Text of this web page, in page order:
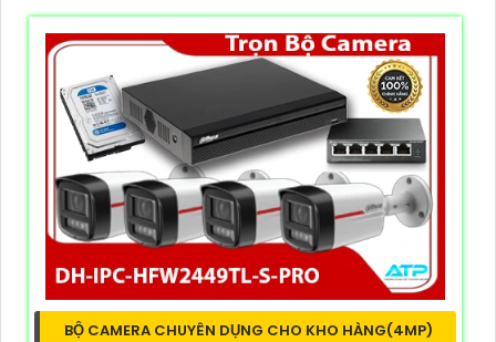
BỘ CAMERA CHUYÊN DỤNG CHO KHO HÀNG(4MP)